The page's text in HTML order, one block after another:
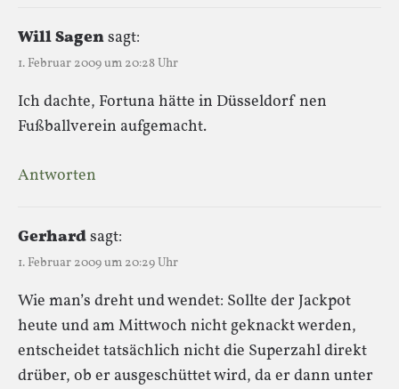
Will Sagensagt:
1. Februar 2009 um 20:28 Uhr
Ich dachte, Fortuna hätte in Düsseldorf nen
Fußballverein aufgemacht.
Antworten
Gerhardsagt:
1. Februar 2009 um 20:29 Uhr
Wie man’s dreht und wendet: Sollte der Jackpot
heute und am Mittwoch nicht geknackt werden,
entscheidet tatsächlich nicht die Superzahl direkt
drüber, ob er ausgeschüttet wird, da er dann unter